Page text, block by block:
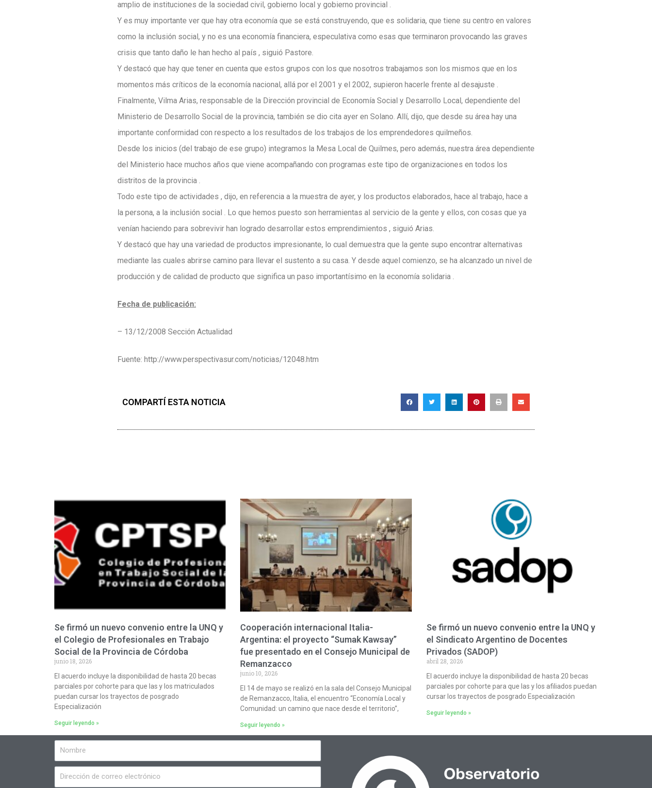
amplio de instituciones de la sociedad civil, gobierno local y gobierno provincial .
Y es muy importante ver que hay otra economía que se está construyendo, que es solidaria, que tiene su centro en valores
como la inclusión social, y no es una economía financiera, especulativa como esas que terminaron provocando las graves
crisis que tanto daño le han hecho al país , siguió Pastore.
Y destacó que hay que tener en cuenta que estos grupos con los que nosotros trabajamos son los mismos que en los
momentos más críticos de la economía nacional, allá por el 2001 y el 2002, supieron hacerle frente al desajuste .
Finalmente, Vilma Arias, responsable de la Dirección provincial de Economía Social y Desarrollo Local, dependiente del
Ministerio de Desarrollo Social de la provincia, también se dio cita ayer en Solano. Allí, dijo, que desde su área hay una
importante conformidad con respecto a los resultados de los trabajos de los emprendedores quilmeños.
Desde los inicios (del trabajo de ese grupo) integramos la Mesa Local de Quilmes, pero además, nuestra área dependiente
del Ministerio hace muchos años que viene acompañando con programas este tipo de organizaciones en todos los
distritos de la provincia .
Todo este tipo de actividades , dijo, en referencia a la muestra de ayer, y los productos elaborados, hace al trabajo, hace a
la persona, a la inclusión social . Lo que hemos puesto son herramientas al servicio de la gente y ellos, con cosas que ya
venían haciendo para sobrevivir han logrado desarrollar estos emprendimientos , siguió Arias.
Y destacó que hay una variedad de productos impresionante, lo cual demuestra que la gente supo encontrar alternativas
mediante las cuales abrirse camino para llevar el sustento a su casa. Y desde aquel comienzo, se ha alcanzado un nivel de
producción y de calidad de producto que significa un paso importantísimo en la economía solidaria .
Fecha de publicación:
– 13/12/2008 Sección Actualidad
Fuente: http://www.perspectivasur.com/noticias/12048.htm
COMPARTÍ ESTA NOTICIA
Se firmó un nuevo convenio entre la UNQ y
el Colegio de Profesionales en Trabajo
Social de la Provincia de Córdoba
junio 18, 2026
El acuerdo incluye la disponibilidad de hasta 20 becas
parciales por cohorte para que las y los matriculados
puedan cursar los trayectos de posgrado
Especialización
Seguir leyendo »
Cooperación internacional Italia-
Argentina: el proyecto “Sumak Kawsay”
fue presentado en el Consejo Municipal de
Remanzacco
junio 10, 2026
El 14 de mayo se realizó en la sala del Consejo Municipal
de Remanzacco, Italia, el encuentro “Economía Local y
Comunidad: un camino que nace desde el territorio”,
Seguir leyendo »
Se firmó un nuevo convenio entre la UNQ y
el Sindicato Argentino de Docentes
Privados (SADOP)
abril 28, 2026
El acuerdo incluye la disponibilidad de hasta 20 becas
parciales por cohorte para que las y los afiliados puedan
cursar los trayectos de posgrado Especialización
Seguir leyendo »